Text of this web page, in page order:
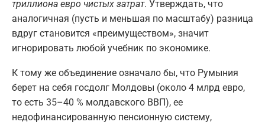
триллиона евро чистых затрат. Утверждать, что
аналогичная (пусть и меньшая по масштабу) разница
вдруг становится «преимуществом», значит
игнорировать любой учебник по экономике.
К тому же объединение означало бы, что Румыния
берет на себя госдолг Молдовы (около 4 млрд евро,
то есть 35–40 % молдавского ВВП), ее
недофинансированную пенсионную систему,